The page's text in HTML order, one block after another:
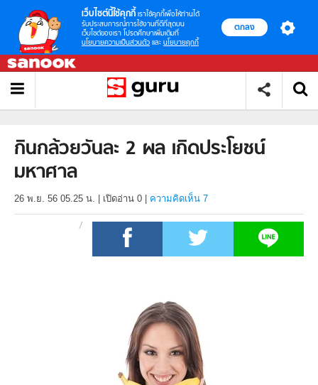
เว็บไซต์นี้ใช้คุกกี้ เราใช้คุกกี้เพื่อให้ท่านได้
รับประสบการณ์การใช้งานที่ดีที่สุดบน
เว็บไซต์ของเรา โปรดศึกษาเพิ่มเติมที่
นโยบายความเป็นส่วนตัว และ นโยบายคุกกี้
ตกลง
กินกล้วยวันละ 2 ผล เกิดประโยชน์
มหาศาล
26 พ.ย. 56 05.25 น. เปิดอ่าน 0 ความคิดเห็น 7